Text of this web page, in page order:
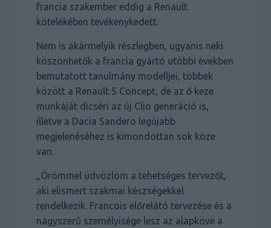
francia szakember eddig a Renault
kötelékében tevékenykedett.
Nem is akármelyik részlegben, ugyanis neki
köszönhetők a francia gyártó utóbbi években
bemutatott tanulmány modelljei, többek
között a Renault 5 Concept, de az ő keze
munkáját dicséri az új Clio generáció is,
illetve a Dacia Sandero legújabb
megjelenéséhez is kimondottan sok köze
van.
„Örömmel üdvözlöm a tehetséges tervezőt,
aki elismert szakmai készségekkel
rendelkezik. Francois előrelátó tervezése és a
nagyszerű személyisége lesz az alapköve a